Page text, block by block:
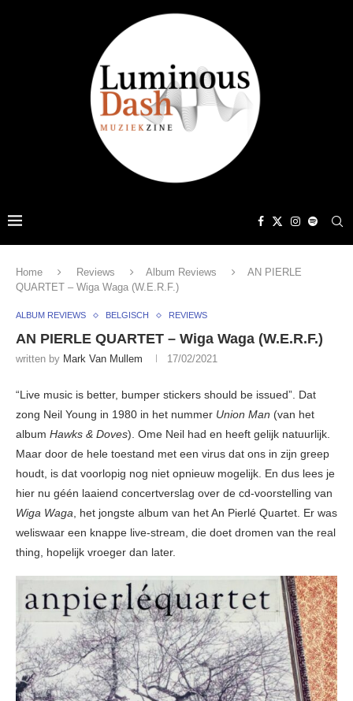
Home Reviews Album Reviews
AN PIERLE
QUARTET – Wiga Waga (W.E.R.F.)
ALBUM REVIEWS BELGISCH REVIEWS
AN PIERLE QUARTET – Wiga Waga (W.E.R.F.)
written by Mark Van Mullem 17/02/2021
“Live music is better, bumper stickers should be issued”. Dat
zong Neil Young in 1980 in het nummer Union Man (van het
album Hawks & Doves). Ome Neil had en heeft gelijk natuurlijk.
Maar door de hele toestand met een virus dat ons in zijn greep
houdt, is dat voorlopig nog niet opnieuw mogelijk. En dus lees je
hier nu géén laaiend concertverslag over de cd-voorstelling van
Wiga Waga, het jongste album van het An Pierlé Quartet. Er was
weliswaar een knappe live-stream, die doet dromen van the real
thing, hopelijk vroeger dan later.